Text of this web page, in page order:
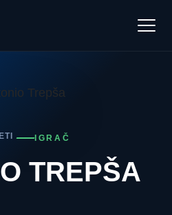
IGRAČ
TREPŠA